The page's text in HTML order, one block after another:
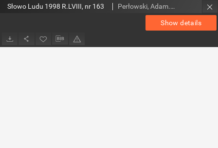
Show details
Słowo Ludu 1998 R.LVIII, nr 163 Perłowski, Adam. Red.